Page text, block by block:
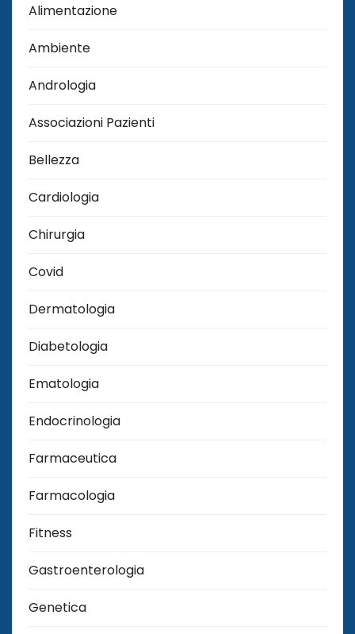
Alimentazione
Ambiente
Andrologia
Associazioni Pazienti
Bellezza
Cardiologia
Chirurgia
Covid
Dermatologia
Diabetologia
Ematologia
Endocrinologia
Farmaceutica
Farmacologia
Fitness
Gastroenterologia
Genetica